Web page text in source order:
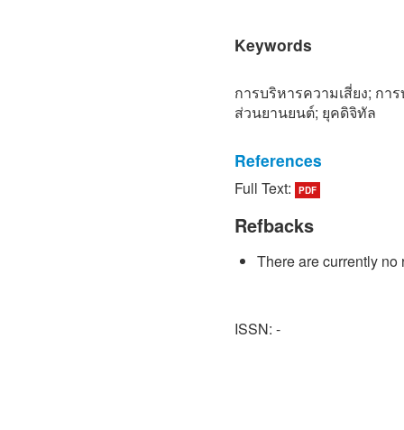
Keywords
การบริหารความเสี่ยง; ก
ส่วนยานยนต์; ยุคดิจิทัล
References
[1] Office of the National
Council, "Framework of
Development Plan,
Sustainable Thailand,"
Social Development
[2] Office of Small and
Full Text: PDF
Refbacks
There are currently no
ISSN: -